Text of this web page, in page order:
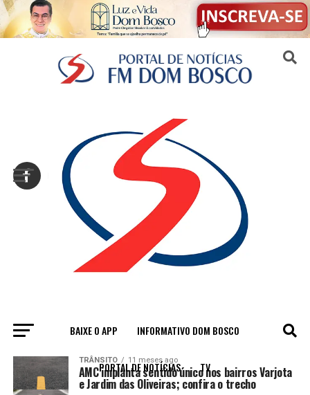
BAIXE O APP INFORMATIVO DOM BOSCO
PORTAL DE NOTÍCIAS TV
All posts tagged "Varjota"
TRÂNSITO 11 meses ago
AMC implanta sentido único nos bairros Varjota
e Jardim das Oliveiras; confira o trecho
Sair da versão mobile